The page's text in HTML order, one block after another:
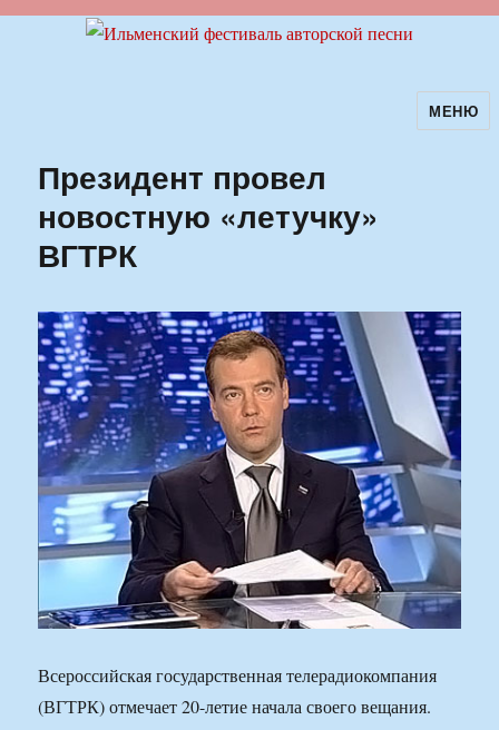
Ильменский фестиваль авторскойМЕНЮ
Президент провел
новостную «летучку»
ВГТРК
Всероссийская государственная телерадиокомпания
(ВГТРК) отмечает 20-летие начала своего вещания.